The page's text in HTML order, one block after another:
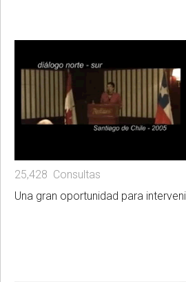
25,428 Consultas
Una gran oportunidad para